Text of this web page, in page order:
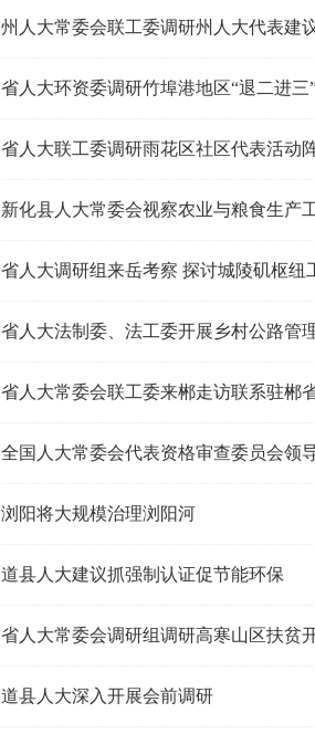
州人大常委会联工委调研州人大代表建
省人大环资委调研竹埠港地区“退二进三
省人大联工委调研雨花区社区代表活动
新化县人大常委会视察农业与粮食生产
省人大调研组来岳考察 探讨城陵矶枢纽
省人大法制委、法工委开展乡村公路管
省人大常委会联工委来郴走访联系驻郴
全国人大常委会代表资格审查委员会领
浏阳将大规模治理浏阳河
道县人大建议抓强制认证促节能环保
省人大常委会调研组调研高寒山区扶贫
道县人大深入开展会前调研